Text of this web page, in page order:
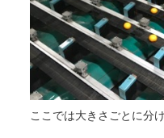
ここでは大きさごとに分